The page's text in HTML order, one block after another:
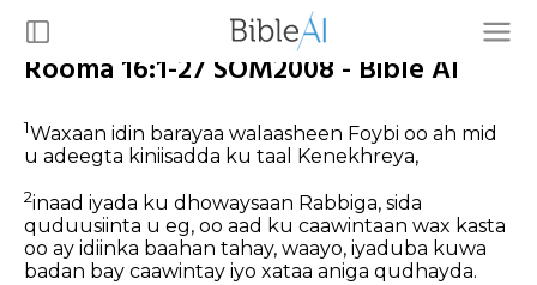
Rooma 16:1-27 SOM2008 - Bible AI
1Waxaan idin barayaa walaasheen Foybi oo ah mid
u adeegta kiniisadda ku taal Kenekhreya,
2inaad iyada ku dhowaysaan Rabbiga, sida
quduusiinta u eg, oo aad ku caawintaan wax kasta
oo ay idiinka baahan tahay, waayo, iyaduba kuwa
badan bay caawintay iyo xataa aniga qudhayda.